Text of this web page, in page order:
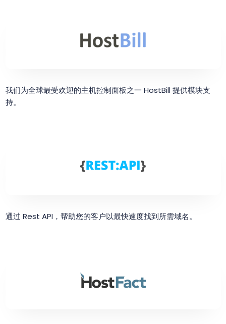
我们为全球最受欢迎的主机控制面板之一 HostBill 提供模块支
持。
通过 Rest API，帮助您的客户以最快速度找到所需域名。